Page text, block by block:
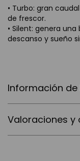
• Turbo: gran
de frescor.
• Silent: genera
descanso y sueño
Información
Valoraciones y